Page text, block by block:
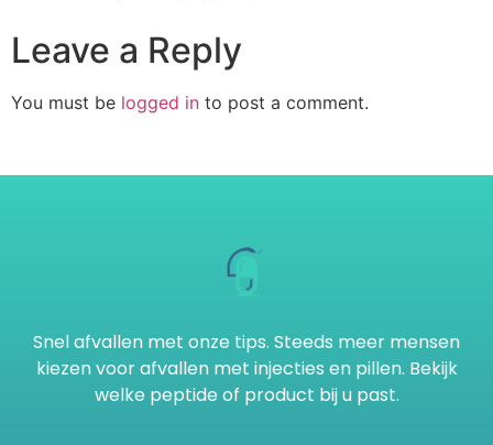
Leave a Reply
You must be logged in to post a comment.
Snel afvallen met onze tips. Steeds meer mensen
kiezen voor afvallen met injecties en pillen. Bekijk
welke peptide of product bij u past.